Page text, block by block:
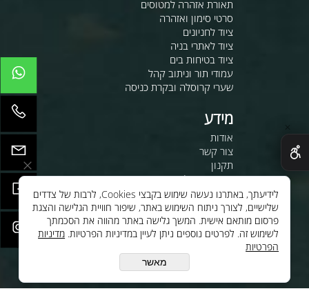
תאורת אזהרה למטוסים
סרטי סימון ואזהרה
ציוד לחניונים
ציוד לאתרי בניה
ציוד בטיחות בים
עמודי תור וניתוב קהל
שערי קרוסלה ובקרת כניסה
מידע
אודות
צור קשר
תקנון
מדיניות משלוחים
משרות
לחנות שלנו - לרכישה ברשת
לסי.איי.אל טכנולוגיות 1997 בע"מ
יצירת קשר
לידיעתך, באתרנו נעשה שימוש בקבצי Cookies, לרבות של צדדים
שלישיים, לצורך ניתוח השימוש באתר, שיפור חוויית הגלישה והצגת
פרסום מותאם אישית. המשך גלישה באתר מהווה את הסכמתך
לשימוש זה. לפרטים נוספים ניתן לעיין במדיניות הפרטיות. מדיניות
הפרטיות
מאשר